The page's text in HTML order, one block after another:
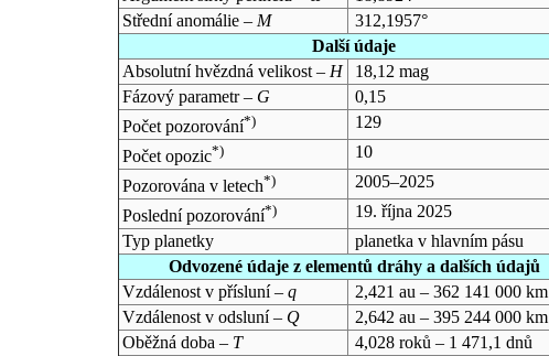
Střední anomálie – M
312,1957°
Další údaje
Absolutní hvězdná velikost – H
18,12 mag
Fázový parametr – G
0,15
Počet pozorování*)
129
Počet opozic*)
10
Pozorována v letech*)
2005–2025
Poslední pozorování*)
19. října 2025
Typ planetky
planetka v hlavním pásu
Odvozené údaje z elementů dráhy a dalších údajů
Vzdálenost v přísluní – q
2,421 au – 362 141 000 km
Vzdálenost v odsluní – Q
2,642 au – 395 244 000 km
Oběžná doba – T
4,028 roků – 1 471,1 dnů